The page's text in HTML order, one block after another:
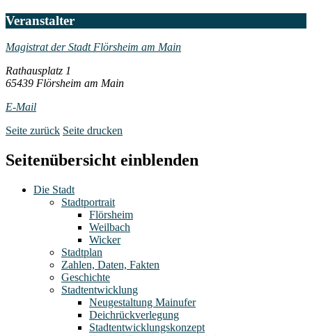
Veranstalter
Magistrat der Stadt Flörsheim am Main
Rathausplatz 1
65439 Flörsheim am Main
E-Mail
Seite zurück Seite drucken
Seitenübersicht einblenden
Die Stadt
Stadtportrait
Flörsheim
Weilbach
Wicker
Stadtplan
Zahlen, Daten, Fakten
Geschichte
Stadtentwicklung
Neugestaltung Mainufer
Deichrückverlegung
Stadtentwicklungskonzept